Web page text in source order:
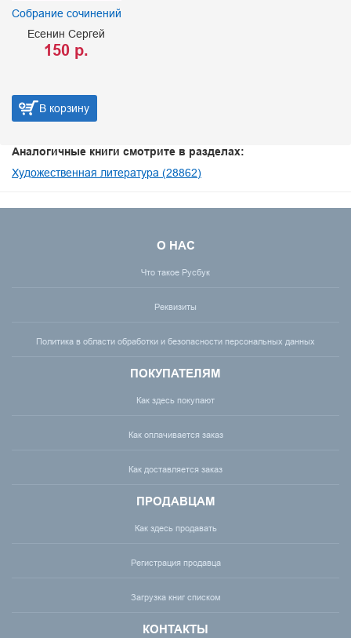
Собрание сочинений
Есенин Сергей
150 р.
В корзину
Аналогичные книги смотрите в разделах:
Художественная литература (28862)
О НАС
Что такое Русбук
Реквизиты
Политика в области обработки и безопасности персональных данных
ПОКУПАТЕЛЯМ
Как здесь покупают
Как оплачивается заказ
Как доставляется заказ
ПРОДАВЦАМ
Как здесь продавать
Регистрация продавца
Загрузка книг списком
КОНТАКТЫ